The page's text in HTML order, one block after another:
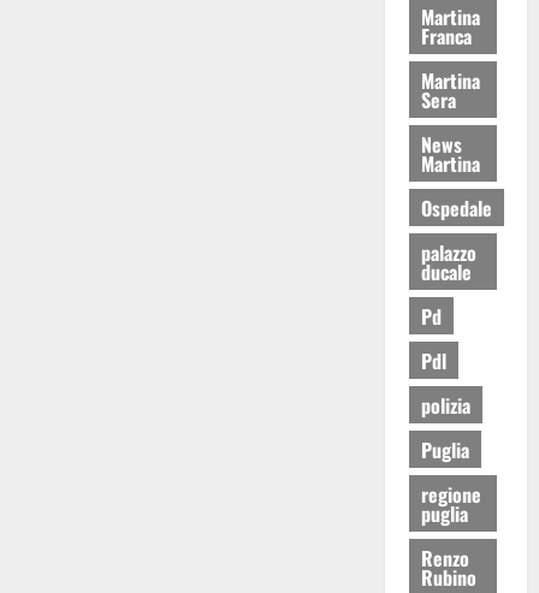
Martina
Franca
Martina
Sera
News
Martina
Ospedale
palazzo
ducale
Pd
Pdl
polizia
Puglia
regione
puglia
Renzo
Rubino